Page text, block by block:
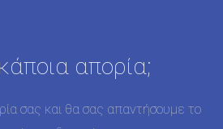
απορία;
σας και θα σας απαντήσουμε το